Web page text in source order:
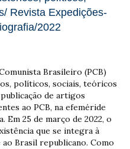
Revista Expedições-
2022
Brasileiro (PCB)
políticos, sociais, teóricos
de artigos
ao PCB, na efeméride
Em 25 de março de 2022, o
que se integra à
Brasil republicano. Como